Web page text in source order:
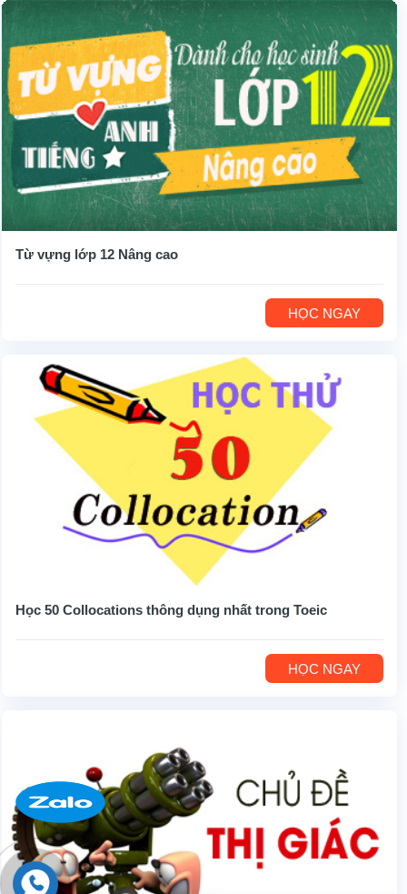
Từ vựng lớp 12 Nâng cao
HỌC NGAY
Học 50 Collocations thông dụng nhất trong Toeic
HỌC NGAY